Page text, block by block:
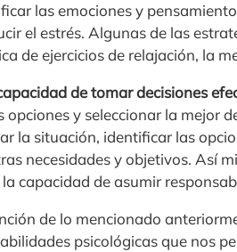
las emociones y
el estrés. Algunas de las
de ejercicios de relajación, la
de tomar decisiones
opciones y seleccionar la mejor
la situación, identificar las
necesidades y objetivos. Así
capacidad de asumir
de lo mencionado
psicológicas que nos